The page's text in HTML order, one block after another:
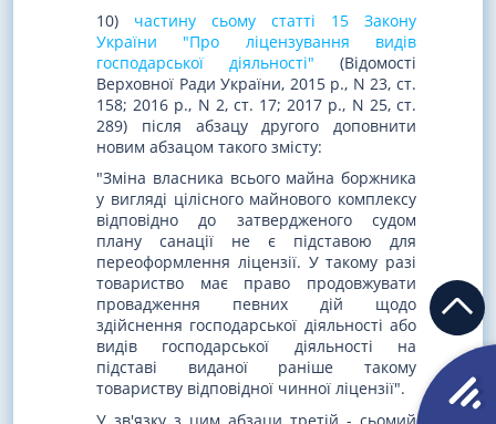
10)
частину сьому статті 15 Закону
України "Про ліцензування видів
господарської діяльності"
(Відомості
Верховної Ради України, 2015 р., N 23, ст.
158; 2016 р., N 2, ст. 17; 2017 р., N 25, ст.
289) після абзацу другого доповнити
новим абзацом такого змісту:
"Зміна власника всього майна боржника
у вигляді цілісного майнового комплексу
відповідно до затвердженого судом
плану санації не є підставою для
переоформлення ліцензії. У такому разі
товариство має право продовжувати
провадження певних дій щодо
здійснення господарської діяльності або
видів господарської діяльності на
підставі виданої раніше такому
товариству відповідної чинної ліцензії".